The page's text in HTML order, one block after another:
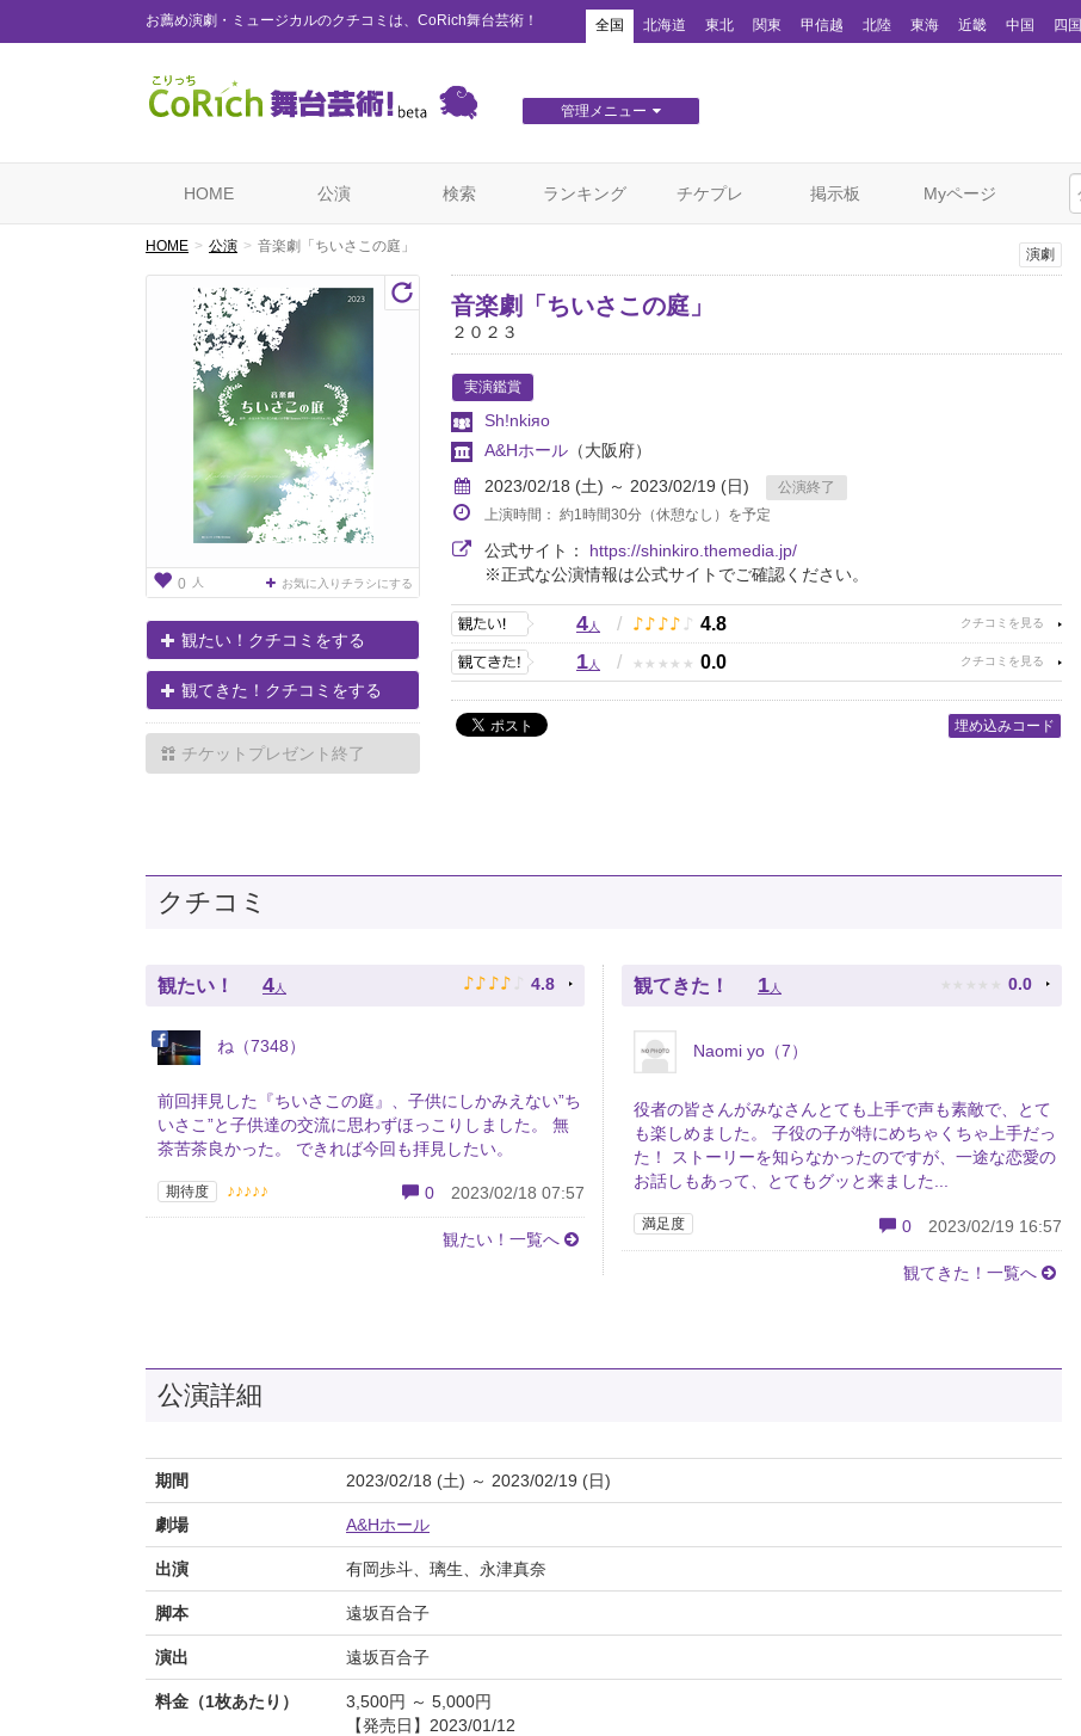
お薦め演劇・ミュージカルのクチコミは、CoRich舞台芸術！ 全国 北海道 東北 関東 甲信越 北陸 東海 近畿 中国 四国
管理メニュー
HOME 公演 検索 ランキング チケプレ 掲示板 Myページ
HOME 公演 音楽劇「ちいさこの庭」
0 人 お気に入りチラシにする
観たい！クチコミをする
観てきた！クチコミをする
チケットプレゼント終了
演劇
音楽劇「ちいさこの庭」
２０２３
実演鑑賞
Sh!nkiяo
A&Hホール （大阪府）
2023/02/18 (土) ～ 2023/02/19 (日)
公演終了
上演時間： 約1時間30分（休憩なし）を予定
公式サイト： https://shinkiro.themedia.jp/
※正式な公演情報は公式サイトでご確認ください。
4人 / ♪ ♪ ♪ ♪ ♪ 4.8
1人 / ★ ★ ★ ★ ★ 0.0
埋め込みコード
クチコミ
観たい！ 4人 ♪ ♪ ♪ ♪ ♪ 4.8
ね（7348）
前回拝見した『ちいさこの庭』、子供にしかみえない”ち
いさこ”と子供達の交流に思わずほっこりしました。 無
茶苦茶良かった。 できれば今回も拝見したい。
期待度 ♪♪♪♪♪ 0 2023/02/18 07:57
観たい！一覧へ
観てきた！ 1人 ★ ★ ★ ★ ★ 0.0
Naomi yo（7）
役者の皆さんがみなさんとても上手で声も素敵で、とて
も楽しめました。 子役の子が特にめちゃくちゃ上手だっ
た！ ストーリーを知らなかったのですが、一途な恋愛の
お話しもあって、とてもグッと来ました...
満足度 0 2023/02/19 16:57
観てきた！一覧へ
公演詳細
期間 2023/02/18 (土) ～ 2023/02/19 (日)
劇場 A&Hホール
出演 有岡歩斗、璃生、永津真奈
脚本 遠坂百合子
演出 遠坂百合子
料金（1枚あたり）
3,500円 ～ 5,000円
【発売日】2023/01/12